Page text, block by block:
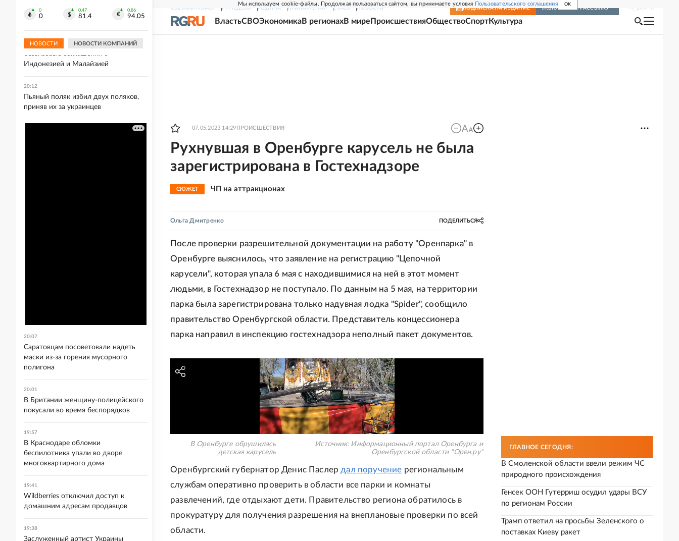
Мы используем cookie-файлы. Продолжая пользоваться сайтом, вы принимаете условия Пользовательского соглашения OK
СВЕЖИЙ НОМЕР РГ-НЕДЕЛЯ РОДИНА ПРИЛОЖЕНИЯ СОЮЗ НОВОСТИ ПОДПИСКА НА ИЗДАНИЕ ВКЛЮЧИТЬ РАССЫЛКУ
ВластьСВОЭкономикаВ регионахВ мире ПроисшествияОбществоСпортКультура
07.05.2023 14:29 ПРОИСШЕСТВИЯ
Рухнувшая в Оренбурге карусель не была
зарегистрирована в Гостехнадзоре
СЮЖЕТ ЧП на аттракционах
Ольга Дмитренко ПОДЕЛИТЬСЯ
После проверки разрешительной документации на работу "Оренпарка" в
Оренбурге выяснилось, что заявление на регистрацию "Цепочной
карусели", которая упала 6 мая с находившимися на ней в этот момент
людьми, в Гостехнадзор не поступало. По данным на 5 мая, на территории
парка была зарегистрирована только надувная лодка "Spider", сообщило
правительство Оренбургской области. Представитель концессионера
парка направил в инспекцию гостехнадзора неполный пакет документов.
В Оренбурге обрушилась
детская карусель
Источник: Информационный портал Оренбурга и
Оренбургской области "Орен.ру"
Оренбургский губернатор Денис Паслер дал поручение региональным
службам оперативно проверить в области все парки и комнаты
развлечений, где отдыхают дети. Правительство региона обратилось в
прокуратуру для получения разрешения на внеплановые проверки по всей
области.
ГЛАВНОЕ СЕГОДНЯ:
В Смоленской области ввели режим ЧС
природного происхождения
Генсек ООН Гутерриш осудил удары ВСУ
по регионам России
Трамп ответил на просьбы Зеленского о
поставках Киеву ракет
0
0
0.47
81.4
0.86
94.05
НОВОСТИ НОВОСТИ КОМПАНИЙ
которого награждал Залужный
МЭР: РФ рассчитывает заключить
безвизовые соглашения с
Индонезией и Малайзией
20:12
Пьяный поляк избил двух поляков,
приняв их за украинцев
20:07
Саратовцам посоветовали надеть
маски из-за горения мусорного
полигона
20:01
В Британии женщину-полицейского
покусали во время беспорядков
19:57
В Краснодаре обломки
беспилотника упали во дворе
многоквартирного дома
19:41
Wildberries отключил доступ к
домашним адресам продавцов
19:38
Заслуженный артист Украины